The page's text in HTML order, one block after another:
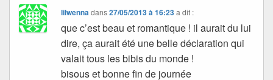
lilwennadans27/05/2013 à 16:23 a dit :
que c’est beau et romantique ! il aurait du lui
dire, ça aurait été une belle déclaration qui
valait tous les bibis du monde !
bisous et bonne fin de journée